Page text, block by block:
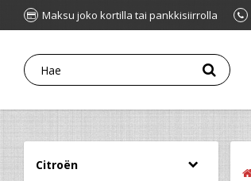
Maksu joko kortilla tai pankkisiirrolla
Citroën